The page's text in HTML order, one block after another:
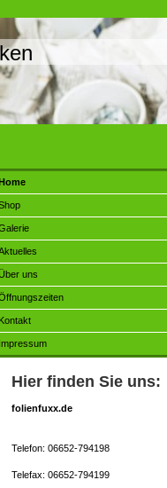
uns
Kontakt
Impressum
Hier finden Sie uns:
folienfuxx.de
Telefon: 06652-794198
Telefax: 06652-794199